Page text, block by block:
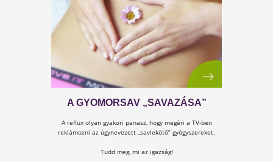
A JÓ EMÉSZTÉSÉRT!
Gyomorgörcs, hasfájás kínoz?
küzdesz? Itt a segítség!